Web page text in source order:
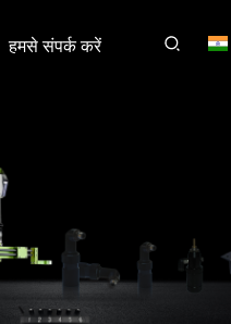
हमसे संपर्क करें